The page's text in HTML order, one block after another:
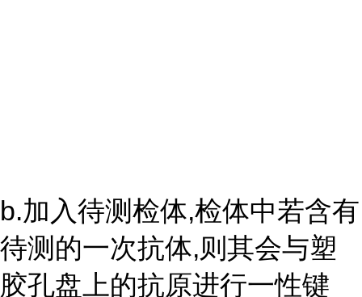
b.加入待测检体,检体中若含有
待测的一次抗体,则其会与塑
胶孔盘上的抗原进行一性键